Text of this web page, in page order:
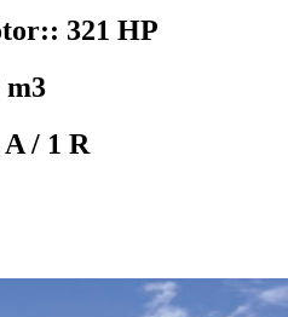
321 HP
m3
/ 1 R